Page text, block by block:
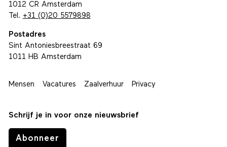
1012 CR Amsterdam
Tel. +31 (0)20 5579898
Postadres
Sint Antoniesbreestraat 69
1011 HB Amsterdam
Mensen Vacatures Zaalverhuur Privacy
Schrijf je in voor onze nieuwsbrief
Abonneer